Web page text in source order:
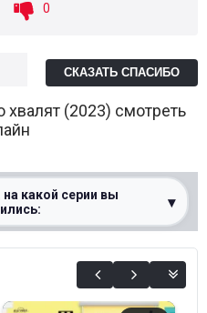
0
СКАЗАТЬ СПАСИБО
хвалят (2023) смотреть
какой серии вы
▾
0%